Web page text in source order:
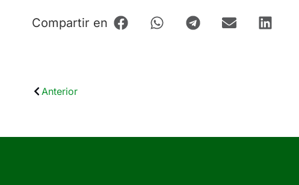
Compartir en
Anterior